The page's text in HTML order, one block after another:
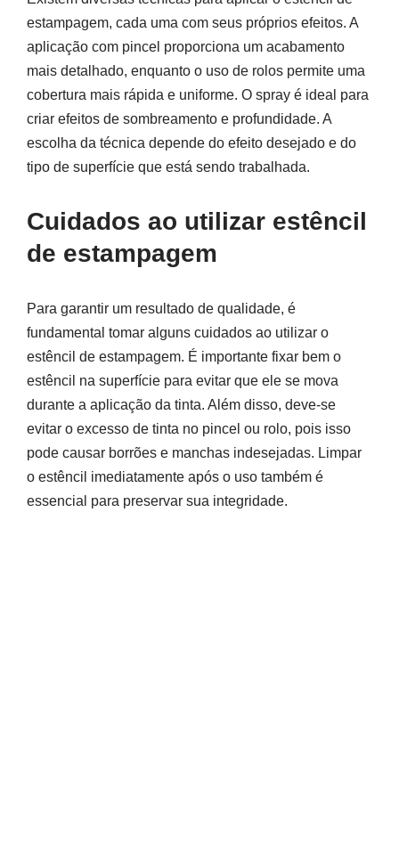
estampagem, cada uma com seus próprios efeitos. A
aplicação com pincel proporciona um acabamento
mais detalhado, enquanto o uso de rolos permite uma
cobertura mais rápida e uniforme. O spray é ideal para
criar efeitos de sombreamento e profundidade. A
escolha da técnica depende do efeito desejado e do
tipo de superfície que está sendo trabalhada.
Cuidados ao utilizar estêncil
de estampagem
Para garantir um resultado de qualidade, é
fundamental tomar alguns cuidados ao utilizar o
estêncil de estampagem. É importante fixar bem o
estêncil na superfície para evitar que ele se mova
durante a aplicação da tinta. Além disso, deve-se
evitar o excesso de tinta no pincel ou rolo, pois isso
pode causar borrões e manchas indesejadas. Limpar
o estêncil imediatamente após o uso também é
essencial para preservar sua integridade.